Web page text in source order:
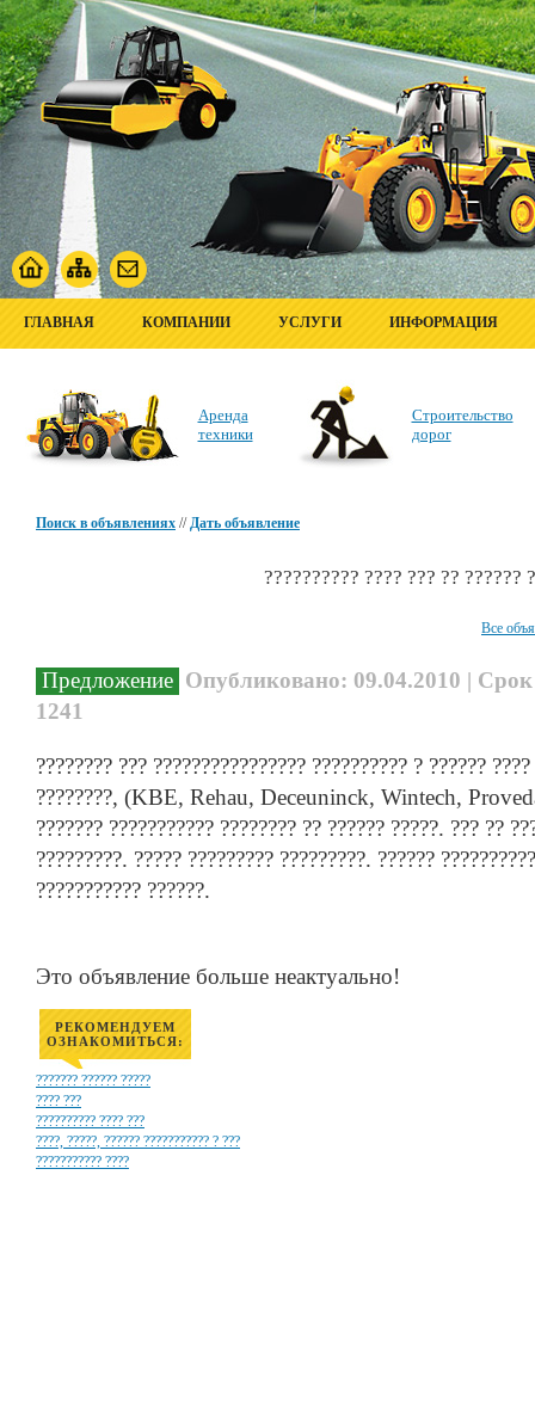
ГЛАВНАЯ КОМПАНИИ УСЛУГИ ИНФОРМАЦИЯ
Аренда
техники
Строительство
дорог
Поиск в объявлениях //Дать объявление
?????????? ???? ??? ?? ??????
Все
Предложение Опубликовано: 09.04.2010 |
1241
???????? ??? ???????????????? ?????????? ? ??????
????????, (KBE, Rehau, Deceuninck, Wintech,
??????? ??????????? ???????? ?? ?????? ?????. ??? ??
?????????. ????? ????????? ?????????. ??????
??????????? ??????.
Это объявление больше неактуально!
РЕКОМЕНДУЕМ
ОЗНАКОМИТЬСЯ:
??????? ?????? ?????
???? ???
?????????? ???? ???
????, ?????, ?????? ??????????? ? ???
??????????? ????